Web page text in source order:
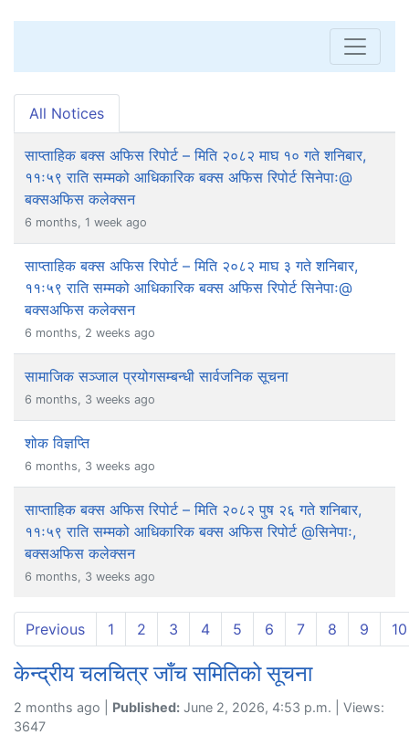
All Notices
साप्ताहिक बक्स अफिस रिपोर्ट – मिति २०८२ माघ १० गते शनिबार,
११ः५९ राति सम्मको आधिकारिक बक्स अफिस रिपोर्ट सिनेपाः@
बक्सअफिस कलेक्सन
6 months, 1 week ago
साप्ताहिक बक्स अफिस रिपोर्ट – मिति २०८२ माघ ३ गते शनिबार,
११ः५९ राति सम्मको आधिकारिक बक्स अफिस रिपोर्ट सिनेपाः@
बक्सअफिस कलेक्सन
6 months, 2 weeks ago
सामाजिक सञ्जाल प्रयोगसम्बन्धी सार्वजनिक सूचना
6 months, 3 weeks ago
शोक विज्ञप्ति
6 months, 3 weeks ago
साप्ताहिक बक्स अफिस रिपोर्ट – मिति २०८२ पुष २६ गते शनिबार,
११ः५९ राति सम्मको आधिकारिक बक्स अफिस रिपोर्ट @सिनेपाः,
बक्सअफिस कलेक्सन
6 months, 3 weeks ago
Previous 1 2 3 4 5 6 7 8 9 10
केन्द्रीय चलचित्र जाँच समितिको सूचना
2 months ago | Published: June 2, 2026, 4:53 p.m. | Views:
3647